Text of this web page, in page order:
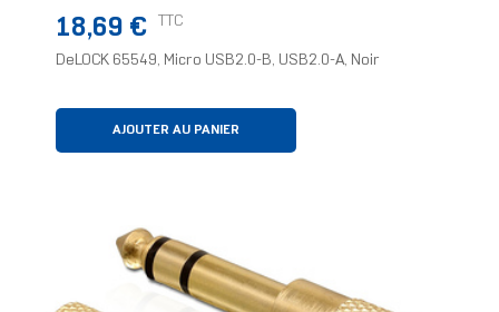
Prix
18,69 € TTC
DeLOCK 65549, Micro USB2.0-B, USB2.0-A, Noir
AJOUTER AU PANIER